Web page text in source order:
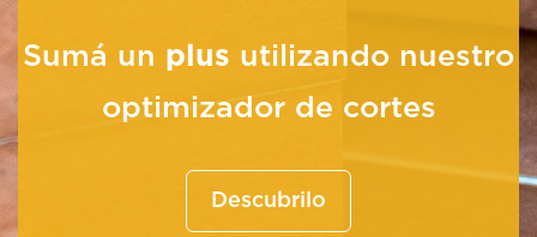
Sumá un plus utilizando nuestro
optimizador de cortes
Descubrilo